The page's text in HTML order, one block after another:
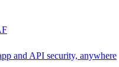
and API security, anywhere